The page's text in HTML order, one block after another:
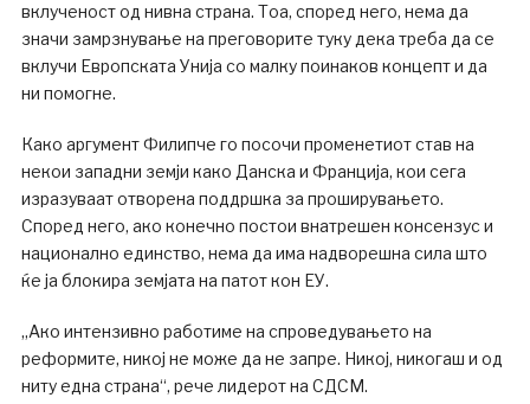
вклученост од нивна страна. Тоа, според него, нема да
значи замрзнување на преговорите туку дека треба да се
вклучи Европската Унија со малку поинаков концепт и да
ни помогне.
Како аргумент Филипче го посочи променетиот став на
некои западни земји како Данска и Франција, кои сега
изразуваат отворена поддршка за проширувањето.
Според него, ако конечно постои внатрешен консензус и
национално единство, нема да има надворешна сила што
ќе ја блокира земјата на патот кон ЕУ.
„Ако интензивно работиме на спроведувањето на
реформите, никој не може да не запре. Никој, никогаш и од
ниту една страна“, рече лидерот на СДСМ.